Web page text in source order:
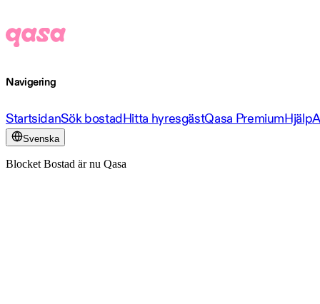
Navigering
StartsidanSök bostadHitta hyresgästQasa PremiumHjälp
Svenska
Blocket Bostad är nu Qasa